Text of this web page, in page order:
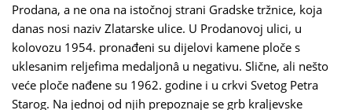
Prodana, a ne ona na istočnoj strani Gradske tržnice, koja
danas nosi naziv Zlatarske ulice. U Prodanovoj ulici, u
kolovozu 1954. pronađeni su dijelovi kamene ploče s
uklesanim reljefima medaljonâ u negativu. Slične, ali nešto
veće ploče nađene su 1962. godine i u crkvi Svetog Petra
Starog. Na jednoj od njih prepoznaje se grb kraljevske